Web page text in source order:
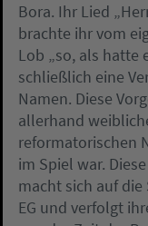
Bora. Ihr Lied
brachte ihr vom
Lob „so, als hatte
schließlich eine
Namen. Diese
allerhand
reformatorischen
im Spiel war.
macht sich auf
EG und verfolgt